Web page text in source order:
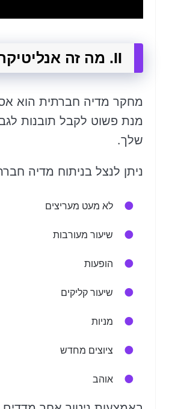
II. מה זה אנליטיקה של מדיה חברתית?
מחקר מדיה חברתית הוא
מנת פשוט לקבל תובנות
שלך.
ניתן לנצל בניתוח מדיה
לא מעט מעריצים
שיעור מעורבות
הופעות
שיעור קליקים
מניות
ציוצים מחדש
אוהב